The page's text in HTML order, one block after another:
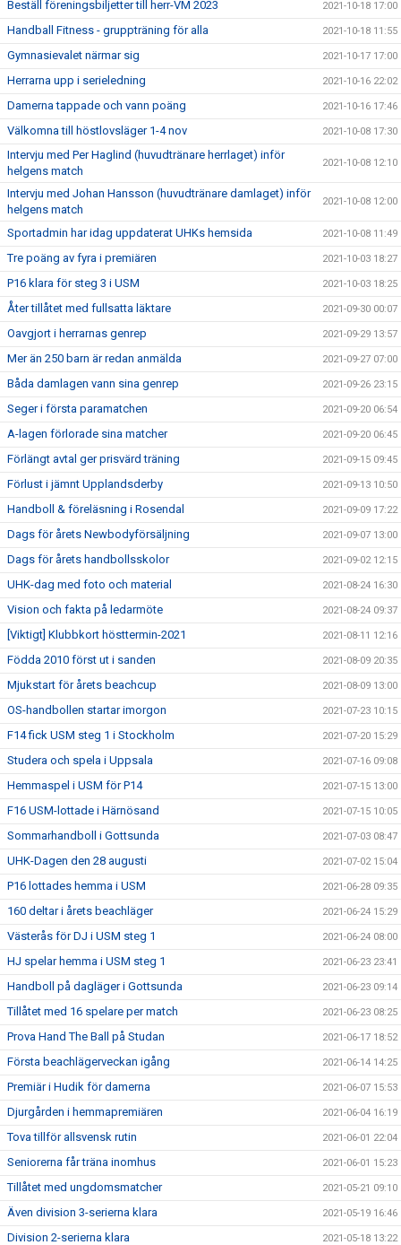
Beställ föreningsbiljetter till herr-VM 2023 2021-10-18 17:00
Handball Fitness - gruppträning för alla 2021-10-18 11:55
Gymnasievalet närmar sig 2021-10-17 17:00
Herrarna upp i serieledning 2021-10-16 22:02
Damerna tappade och vann poäng 2021-10-16 17:46
Välkomna till höstlovsläger 1-4 nov 2021-10-08 17:30
Intervju med Per Haglind (huvudtränare herrlaget) inför
helgens match
2021-10-08 12:10
Intervju med Johan Hansson (huvudtränare damlaget) inför
helgens match
2021-10-08 12:00
Sportadmin har idag uppdaterat UHKs hemsida 2021-10-08 11:49
Tre poäng av fyra i premiären 2021-10-03 18:27
P16 klara för steg 3 i USM 2021-10-03 18:25
Åter tillåtet med fullsatta läktare 2021-09-30 00:07
Oavgjort i herrarnas genrep 2021-09-29 13:57
Mer än 250 barn är redan anmälda 2021-09-27 07:00
Båda damlagen vann sina genrep 2021-09-26 23:15
Seger i första paramatchen 2021-09-20 06:54
A-lagen förlorade sina matcher 2021-09-20 06:45
Förlängt avtal ger prisvärd träning 2021-09-15 09:45
Förlust i jämnt Upplandsderby 2021-09-13 10:50
Handboll & föreläsning i Rosendal 2021-09-09 17:22
Dags för årets Newbodyförsäljning 2021-09-07 13:00
Dags för årets handbollsskolor 2021-09-02 12:15
UHK-dag med foto och material 2021-08-24 16:30
Vision och fakta på ledarmöte 2021-08-24 09:37
[Viktigt] Klubbkort hösttermin-2021 2021-08-11 12:16
Födda 2010 först ut i sanden 2021-08-09 20:35
Mjukstart för årets beachcup 2021-08-09 13:00
OS-handbollen startar imorgon 2021-07-23 10:15
F14 fick USM steg 1 i Stockholm 2021-07-20 15:29
Studera och spela i Uppsala 2021-07-16 09:08
Hemmaspel i USM för P14 2021-07-15 13:00
F16 USM-lottade i Härnösand 2021-07-15 10:05
Sommarhandboll i Gottsunda 2021-07-03 08:47
UHK-Dagen den 28 augusti 2021-07-02 15:04
P16 lottades hemma i USM 2021-06-28 09:35
160 deltar i årets beachläger 2021-06-24 15:29
Västerås för DJ i USM steg 1 2021-06-24 08:00
HJ spelar hemma i USM steg 1 2021-06-23 23:41
Handboll på dagläger i Gottsunda 2021-06-23 09:14
Tillåtet med 16 spelare per match 2021-06-23 08:25
Prova Hand The Ball på Studan 2021-06-17 18:52
Första beachlägerveckan igång 2021-06-14 14:25
Premiär i Hudik för damerna 2021-06-07 15:53
Djurgården i hemmapremiären 2021-06-04 16:19
Tova tillför allsvensk rutin 2021-06-01 22:04
Seniorerna får träna inomhus 2021-06-01 15:23
Tillåtet med ungdomsmatcher 2021-05-21 09:10
Även division 3-serierna klara 2021-05-19 16:46
Division 2-serierna klara 2021-05-18 13:22